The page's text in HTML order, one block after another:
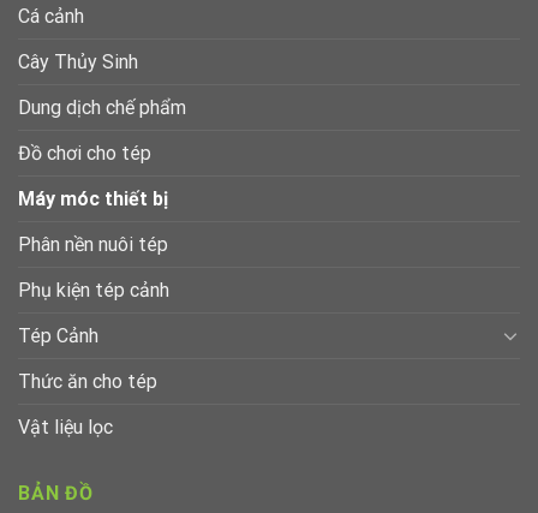
Cá cảnh
Cây Thủy Sinh
Dung dịch chế phẩm
Đồ chơi cho tép
Máy móc thiết bị
Phân nền nuôi tép
Phụ kiện tép cảnh
Tép Cảnh
Thức ăn cho tép
Vật liệu lọc
BẢN ĐỒ